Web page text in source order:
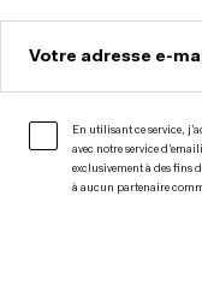
Votre adresse e-
En utilisant ce service,
avec notre service
exclusivement à des fins
à aucun partenaire